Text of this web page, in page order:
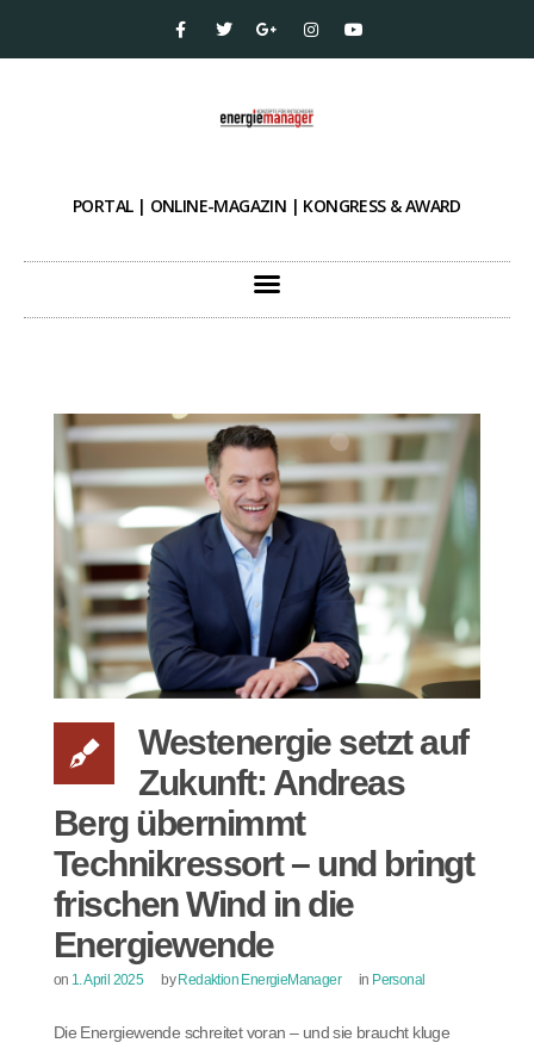
PORTAL | ONLINE-MAGAZIN | KONGRESS & AWARD
Westenergie setzt auf
Zukunft: Andreas
Berg übernimmt
Technikressort – und bringt
frischen Wind in die
Energiewende
on 1. April 2025 by Redaktion EnergieManager in Personal
Die Energiewende schreitet voran – und sie braucht kluge